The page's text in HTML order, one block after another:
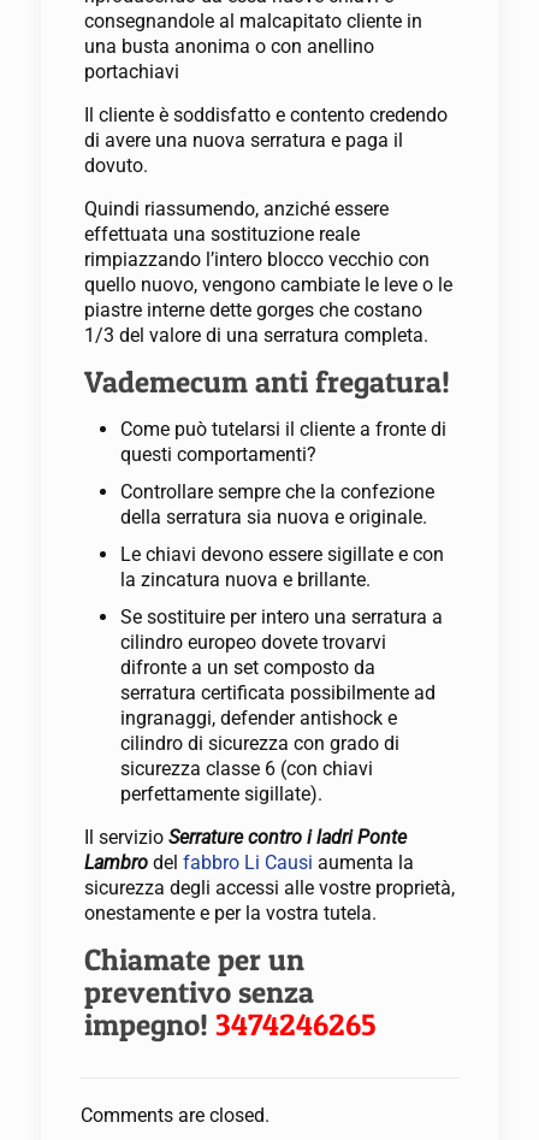
consegnandole al malcapitato cliente in
una busta anonima o con anellino
portachiavi
Il cliente è soddisfatto e contento credendo
di avere una nuova serratura e paga il
dovuto.
Quindi riassumendo, anziché essere
effettuata una sostituzione reale
rimpiazzando l’intero blocco vecchio con
quello nuovo, vengono cambiate le leve o le
piastre interne dette gorges che costano
1/3 del valore di una serratura completa.
Vademecum anti fregatura!
Come può tutelarsi il cliente a fronte di
questi comportamenti?
Controllare sempre che la confezione
della serratura sia nuova e originale.
Le chiavi devono essere sigillate e con
la zincatura nuova e brillante.
Se sostituire per intero una serratura a
cilindro europeo dovete trovarvi
difronte a un set composto da
serratura certificata possibilmente ad
ingranaggi, defender antishock e
cilindro di sicurezza con grado di
sicurezza classe 6 (con chiavi
perfettamente sigillate).
Il servizio Serrature contro i ladri Ponte
Lambro del fabbro Li Causi aumenta la
sicurezza degli accessi alle vostre proprietà,
onestamente e per la vostra tutela.
Chiamate per un
preventivo senza
impegno! 3474246265
Comments are closed.